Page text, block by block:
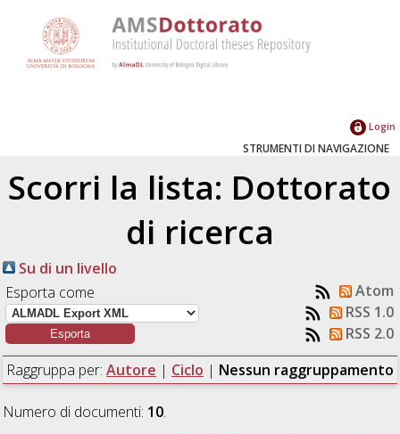
Login
STRUMENTI DI NAVIGAZIONE
Scorri la lista: Dottorato
di ricerca
Su di un livello
Esporta come
Atom
RSS 1.0
RSS 2.0
Raggruppa per: Autore | Ciclo | Nessun raggruppamento
Numero di documenti: 10.